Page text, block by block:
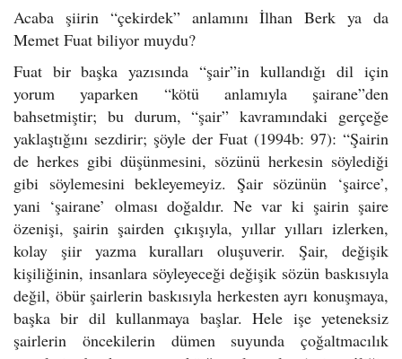
Acaba şiirin “çekirdek” anlamını İlhan Berk ya da
Memet Fuat biliyor muydu?
Fuat bir başka yazısında “şair”in kullandığı dil için
yorum yaparken “kötü anlamıyla şairane”den
bahsetmiştir; bu durum, “şair” kavramındaki gerçeğe
yaklaştığını sezdirir; şöyle der Fuat (1994b: 97): “Şairin
de herkes gibi düşünmesini, sözünü herkesin söylediği
gibi söylemesini bekleyemeyiz. Şair sözünün ‘şairce’,
yani ‘şairane’ olması doğaldır. Ne var ki şairin şaire
özenişi, şairin şairden çıkışıyla, yıllar yılları izlerken,
kolay şiir yazma kuralları oluşuverir. Şair, değişik
kişiliğinin, insanlara söyleyeceği değişik sözün baskısıyla
değil, öbür şairlerin baskısıyla herkesten ayrı konuşmaya,
başka bir dil kullanmaya başlar. Hele işe yeteneksiz
şairlerin öncekilerin dümen suyunda çoğaltmacılık